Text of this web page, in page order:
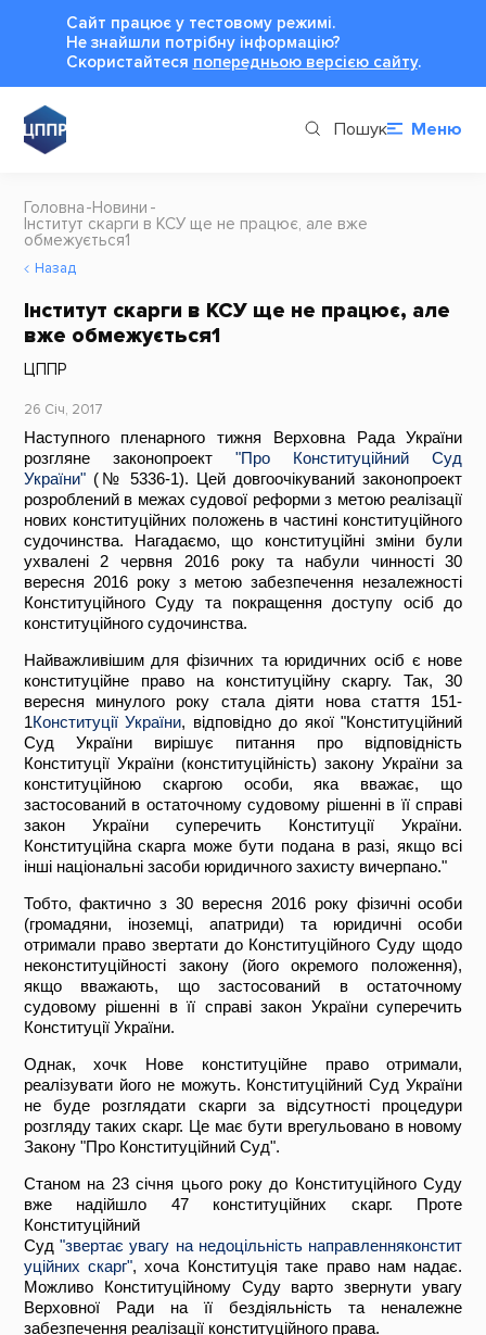
Сайт працює у тестовому режимі.
Не знайшли потрібну інформацію?
Cкористайтеся попередньою версією сайту.
Пошук Меню
Головна Новини
Інститут скарги в КСУ ще не працює, але вже
обмежується1
Назад
Інститут скарги в КСУ ще не працює, але
вже обмежується1
ЦППР
26 Січ, 2017
Наступного пленарного тижня Верховна Рада України
розгляне законопроект "Про Конституційний Суд
України"(№ 5336-1). Цей довгоочікуваний законопроект
розроблений в межах судової реформи з метою реалізації
нових конституційних положень в частині конституційного
судочинства. Нагадаємо, що конституційні зміни були
ухвалені 2 червня 2016 року та набули чинності 30
вересня 2016 року з метою забезпечення незалежності
Конституційного Суду та покращення доступу осіб до
конституційного судочинства.
Найважливішим для фізичних та юридичних осіб є нове
конституційне право на конституційну скаргу. Так, 30
вересня минулого року стала діяти нова стаття 151-
1Конституції України, відповідно до якої "Конституційний
Суд України вирішує питання про відповідність
Конституції України (конституційність) закону України за
конституційною скаргою особи, яка вважає, що
застосований в остаточному судовому рішенні в її справі
закон України суперечить Конституції України.
Конституційна скарга може бути подана в разі, якщо всі
інші національні засоби юридичного захисту вичерпано."
Тобто, фактично з 30 вересня 2016 року фізичні особи
(громадяни, іноземці, апатриди) та юридичні особи
отримали право звертати до Конституційного Суду щодо
неконституційності закону (його окремого положення),
якщо вважають, що застосований в остаточному
судовому рішенні в її справі закон України суперечить
Конституції України.
Однак, хочк Нове конституційне право отримали,
реалізувати його не можуть. Конституційний Суд України
не буде розглядати скарги за відсутності процедури
розгляду таких скарг. Це має бути врегульовано в новому
Закону "Про Конституційний Суд".
Станом на 23 січня цього року до Конституційного Суду
вже надійшло 47 конституційних скарг. Проте
Конституційний
Суд "звертає увагу на недоцільність направленняконстит
уційних скарг", хоча Конституція таке право нам надає.
Можливо Конституційному Суду варто звернути увагу
Верховної Ради на її бездіяльність та неналежне
забезпечення реалізації конституційного права.